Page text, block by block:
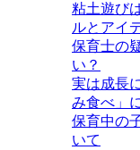
粘土遊び
ルとアイ
保育士の
い？
実は成長
み食べ」
保育中の
いて